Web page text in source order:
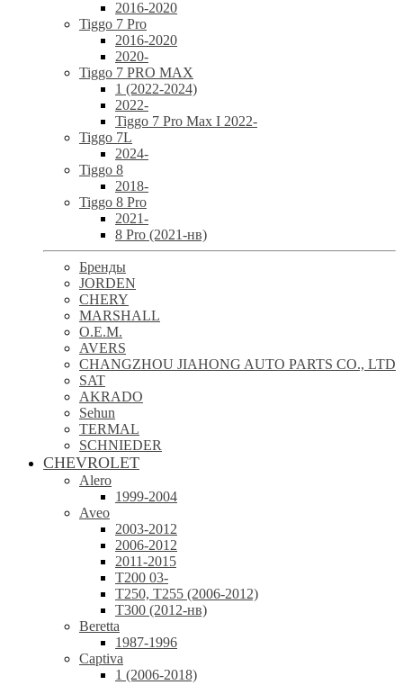
2016-2020
Tiggo 7 Pro
2016-2020
2020-
Tiggo 7 PRO MAX
1 (2022-2024)
2022-
Tiggo 7 Pro Max I 2022-
Tiggo 7L
2024-
Tiggo 8
2018-
Tiggo 8 Pro
2021-
8 Pro (2021-нв)
Бренды
JORDEN
CHERY
MARSHALL
O.E.M.
AVERS
CHANGZHOU JIAHONG AUTO PARTS CO., LTD
SAT
AKRADO
Sehun
TERMAL
SCHNIEDER
CHEVROLET
Alero
1999-2004
Aveo
2003-2012
2006-2012
2011-2015
T200 03-
T250, T255 (2006-2012)
T300 (2012-нв)
Beretta
1987-1996
Captiva
1 (2006-2018)